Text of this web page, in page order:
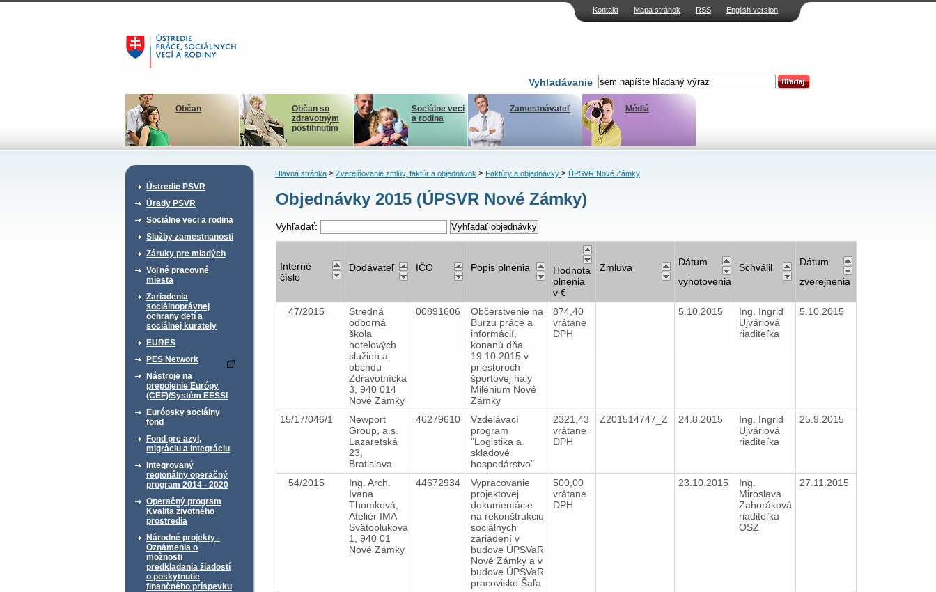
Kontakt Mapa stránok RSS English version
Vyhľadávanie
Občan
Občan so
zdravotným
postihnutím
Sociálne veci
a rodina
Zamestnávateľ Médiá
Ústredie PSVR
Úrady PSVR
Sociálne veci a rodina
Služby zamestnanosti
Záruky pre mladých
Voľné pracovné
miesta
Zariadenia
sociálnoprávnej
ochrany detí a
sociálnej kurately
EURES
PES Network
Nástroje na
prepojenie Európy
(CEF)/Systém EESSI
Európsky sociálny
fond
Fond pre azyl,
migráciu a integráciu
Integrovaný
regionálny operačný
program 2014 - 2020
Operačný program
Kvalita životného
prostredia
Národné projekty -
Oznámenia o
možnosti
predkladania žiadostí
o poskytnutie
finančného príspevku
Hlavná stránka> Zverejňovanie zmlúv, faktúr a objednávok> Faktúry a objednávky > ÚPSVR Nové Zámky
Objednávky 2015 (ÚPSVR Nové Zámky)
Vyhľadať:
Interné
číslo
Dodávateľ IČO Popis plnenia
Hodnota
plnenia
v €
Zmluva
Dátum
vyhotovenia
Schválil
Dátum
zverejnenia
47/2015
Stredná
odborná
škola
hotelových
služieb a
obchdu
Zdravotnícka
3, 940 014
Nové Zámky
00891606
Občerstvenie na
Burzu práce a
informácií,
konanú dňa
19.10.2015 v
priestoroch
športovej haly
Milénium Nové
Zámky
874,40
vrátane
DPH
5.10.2015
Ing. Ingrid
Ujváriová
riaditeľka
5.10.2015
15/17/046/1
Newport
Group, a.s.
Lazaretská
23,
Bratislava
46279610
Vzdelávací
program
"Logistika a
skladové
hospodárstvo"
2321,43
vrátane
DPH
Z201514747_Z 24.8.2015
Ing. Ingrid
Ujváriová
riaditeľka
25.9.2015
54/2015
Ing. Arch.
Ivana
Thomková,
Ateliér IMA
Svätoplukova
1, 940 01
Nové Zámky
44672934
Vypracovanie
projektovej
dokumentácie
na rekonštrukciu
sociálnych
zariadení v
budove ÚPSVaR
Nové Zámky a v
budove ÚPSVaR
pracovisko Šaľa
500,00
vrátane
DPH
23.10.2015
Ing.
Miroslava
Zahoráková
riaditeľka
OSZ
27.11.2015